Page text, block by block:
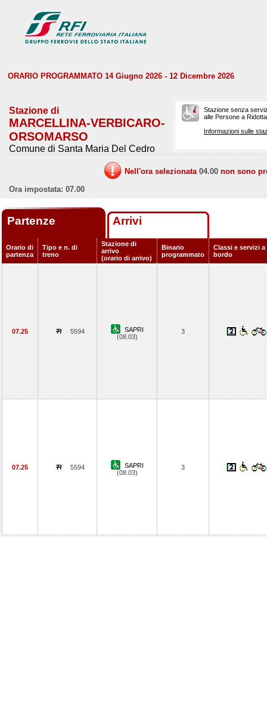
ORARIO PROGRAMMATO 14 Giugno 2026 - 12 Dicembre 2026
Stazione di
MARCELLINA-VERBICARO-
ORSOMARSO
Comune di Santa Maria Del Cedro
Stazione senza
alle Persone a
Informazioni sulle
Nell'ora selezionata 04.00 non sono
Ora impostata: 07.00
Partenze Arrivi
Orario di
partenza
Tipo e n. di
treno
Stazione di
arrivo
(orario di arrivo)
Binario
programmato
Classi e servizi a
bordo
07.25 5594
SAPRI
(08.03)
3
07.25 5594
SAPRI
(08.03)
3